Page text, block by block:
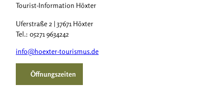
Tourist-Information Höxter
Uferstraße 2 | 37671 Höxter
Tel.: 05271 9634242
info@hoexter-tourismus.de
Öffnungszeiten